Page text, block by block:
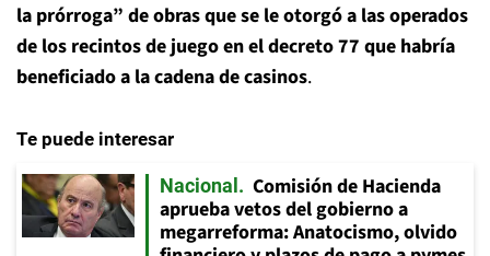
la prórroga” de obras que se le otorgó a las operados
de los recintos de juego en el decreto 77 que habría
beneficiado a la cadena de casinos.
Te puede interesar
Nacional
Comisión de Hacienda
aprueba vetos del gobierno a
megarreforma: Anatocismo, olvido